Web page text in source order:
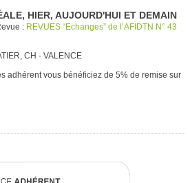
HIER, AUJOURD'HUI ET DEMAIN
: REVUES “Echanges” de l’AFIDTN N° 43
CH - VALENCE
adhérent vous bénéficiez de 5% de remise sur